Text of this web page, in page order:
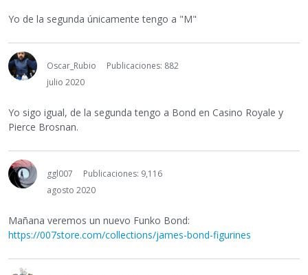
Yo de la segunda únicamente tengo a "M"
Oscar_Rubio
Publicaciones: 882
julio 2020
Yo sigo igual, de la segunda tengo a Bond en Casino Royale y
Pierce Brosnan.
ggl007
Publicaciones: 9,116
agosto 2020
Mañana veremos un nuevo Funko Bond:
https://007store.com/collections/james-bond-figurines